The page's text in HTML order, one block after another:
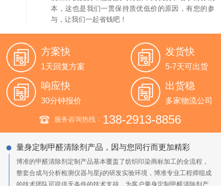
本，这也是我们一贯保持质优低价的原因，有您的参
与，让我们一起省钱吧！
方案快
1天回复方案
发货快
5-7天可出货
响应快
30分钟报价
出货稳
多家物流公司
服务咨询热线： 138-2913-8856
量身定制甲醛清除剂产品，因与您同行而更加精彩
博准的甲醛清除剂定制产品基本覆盖了纺织印染商标加工的全流程，
整套合成与分析检测仪器与星ji的研发实验环境，博准专业工程师组成
的技术团队可提供无条件的技术支持，为客户量身定制甲醛清除剂产